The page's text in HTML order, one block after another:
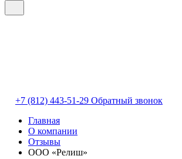
+7 (812) 443-51-29 Обратный звонок
Главная
О компании
Отзывы
ООО «Релиш»